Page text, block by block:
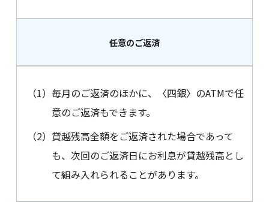
任意のご返済
（1） 毎月のご返済のほかに、〈四銀〉のATMで任
意のご返済もできます。
（2） 貸越残高全額をご返済された場合であって
も、次回のご返済日にお利息が貸越残高とし
て組み入れられることがあります。